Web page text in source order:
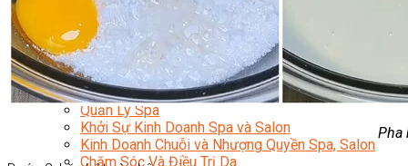
Dựng Phim Cơ Bản Với Adobe Premiere Pro
Sức Khỏe
Kỹ Thuật Viên Xoa Bóp Ấn Huyệt Trị Liệu
Chăm Sóc Người Cao Tuổi
Sắc Đẹp
Kỹ Thuật Viên Spa
Quản Lý Spa
Khởi Sự Kinh Doanh Spa và Salon
Kinh Doanh Chuỗi và Nhượng Quyền Spa, Salon
Chăm Sóc Và Điều Trị Da
Pha